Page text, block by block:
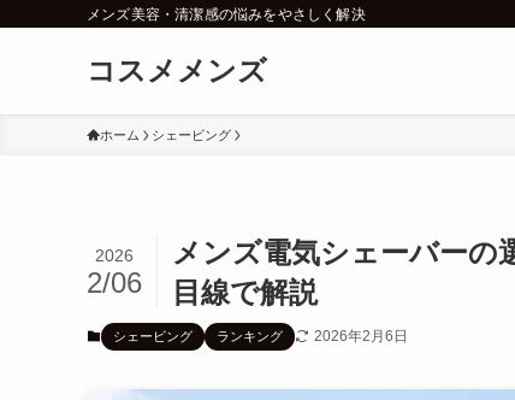
メンズ美容・清潔感の悩みをやさしく解決
コスメメンズ
ホーム シェービング
メンズ電気シェーバーの
目線で解説
2026
2/06
シェービング ランキング 2026年2月6日